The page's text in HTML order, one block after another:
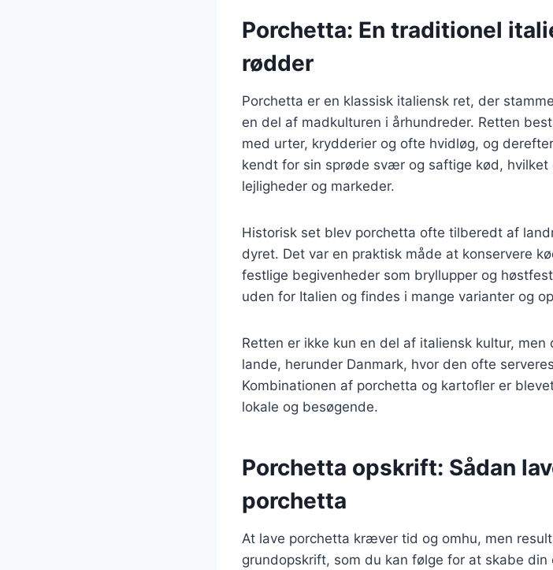
Porchetta: En traditionel
rødder
Porchetta er en klassisk italiensk ret, der
en del af madkulturen i århundreder. Retten
med urter, krydderier og ofte hvidløg, og
kendt for sin sprøde svær og saftige kød,
lejligheder og markeder.
Historisk set blev porchetta ofte tilberedt af
dyret. Det var en praktisk måde at konservere
festlige begivenheder som bryllupper og
uden for Italien og findes i mange varianter og
Retten er ikke kun en del af italiensk kultur,
lande, herunder Danmark, hvor den ofte
Kombinationen af porchetta og kartofler er
lokale og besøgende.
Porchetta opskrift: Sådan
porchetta
At lave porchetta kræver tid og omhu, men
grundopskrift, som du kan følge for at skabe